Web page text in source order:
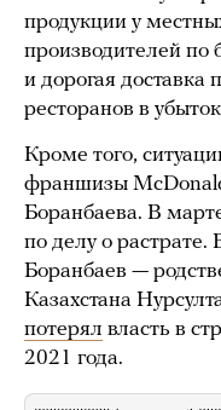
продукции у
производителей по
и дорогая доставка
ресторанов в
Кроме того,
франшизы
Боранбаева. В
по делу о растрате.
Боранбаев —
Казахстана
потерял власть в
2021 года.